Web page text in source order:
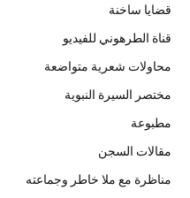
قضايا ساخنة
قناة الطرهوني للفيديو
محاولات شعرية متواضعة
مختصر السيرة النبوية
مطبوعة
مقالات السجن
مناظرة مع ملا خاطر وجماعته